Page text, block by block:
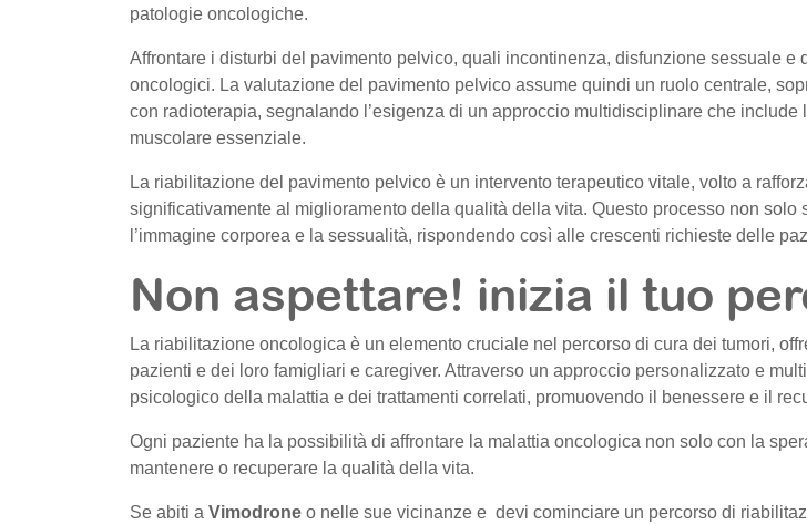
patologie oncologiche.
Affrontare i disturbi del pavimento pelvico, quali incontinenza, disfunzione sessuale
oncologici. La valutazione del pavimento pelvico assume quindi un ruolo centrale,
con radioterapia, segnalando l’esigenza di un approccio multidisciplinare che
muscolare essenziale.
La riabilitazione del pavimento pelvico è un intervento terapeutico vitale, volto a
significativamente al miglioramento della qualità della vita. Questo processo non
l’immagine corporea e la sessualità, rispondendo così alle crescenti richieste delle
Non aspettare! inizia il tuo
La riabilitazione oncologica è un elemento cruciale nel percorso di cura dei tumori,
pazienti e dei loro famigliari e caregiver. Attraverso un approccio personalizzato e
psicologico della malattia e dei trattamenti correlati, promuovendo il benessere e il
Ogni paziente ha la possibilità di affrontare la malattia oncologica non solo con la
mantenere o recuperare la qualità della vita.
Se abiti a Vimodrone o nelle sue vicinanze e devi cominciare un percorso di